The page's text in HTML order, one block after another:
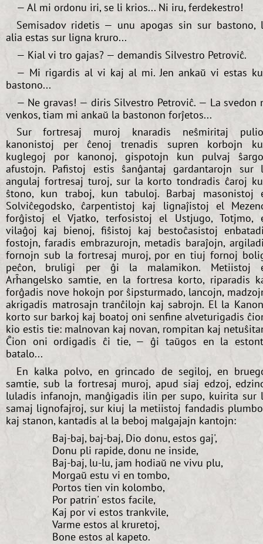
— Al mi ordonu iri, se li krios... Ni iru, ferdekestro!
Semisadov ridetis — unu apogas sin sur bastono,
alia estas sur ligna kruro...
— Kial vi tro gajas? — demandis Silvestro Petroviĉ.
— Mi rigardis al vi kaj al mi. Jen ankaŭ vi estas
bastono...
— Ne gravas! — diris Silvestro Petroviĉ. — La svedon
venkos, tiam mi ankaŭ la bastonon forĵetos...
Sur fortresaj muroj knaradis neŝmiritaj
kanonistoj per ĉenoj trenadis supren korbojn
kuglegoj por kanonoj, gispotojn kun pulvaj
afustojn. Pafistoj estis ŝanĝantaj gardantarojn sur
angulaj fortresaj turoj, sur la korto tondradis ĉaroj
ŝtono, kun traboj, kun tabuloj. Barbaj masonistoj
Solviĉegodsko, ĉarpentistoj kaj lignaĵistoj el
forĝistoj el Vjatko, terfosistoj el Ustjugo, Totjmo,
vilaĝoj kaj bienoj, fiŝistoj kaj bestoĉasistoj
fostojn, faradis embrazurojn, metadis baraĵojn,
fornojn sub la fortresaj muroj, por en tiuj fornoj
peĉon, bruligi per ĝi la malamikon. Metiistoj
Arĥangelsko samtie, en la fortresa korto, riparadis
forĝadis nove hokojn por ŝipsturmado, lancojn,
akrigadis matrosajn tranĉilojn kaj sabrojn. El la
korto sur barkoj kaj boatoj oni senfine alveturigadis
kio estis tie: malnovan kaj novan, rompitan kaj
Ĉion oni ordigadis ĉi tie, — ĝi taŭgos en la
batalo...
En kalka polvo, en grincado de segiloj, en
samtie, sub la fortresaj muroj, apud siaj edzoj,
luladis infanojn, manĝigadis ilin per supo, kuirita sur
samaj lignofajroj, sur kiuj la metiistoj fandadis
kaj stanon, kantadis al la beboj malgajajn kantojn:
Baj-baj, baj-baj, Dio donu, estos gaj',
Donu pli rapide, donu ne inside,
Baj-baj, lu-lu, jam hodiaŭ ne vivu plu,
Morgaŭ estu vi en tombo,
Portos tien vin kolombo,
Por patrin' estos facile,
Kaj por vi estos trankvile,
Varme estos al kruretoj,
Bone estos al kapeto.